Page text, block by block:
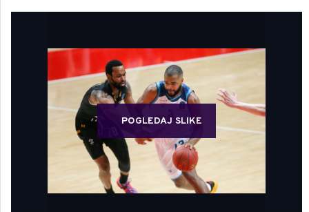
POGLEDAJ SLIKE